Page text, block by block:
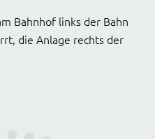
Bahnhof links der Bahn
die Anlage rechts der